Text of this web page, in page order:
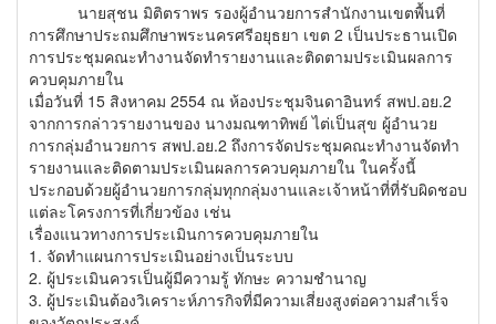
นายสุชน มิติตราพร รองผู้อำนวยการสำนักงานเขตพื้นที่
การศึกษาประถมศึกษาพระนครศรีอยุธยา เขต 2 เป็นประธานเปิด
การประชุมคณะทำงานจัดทำรายงานและติดตามประเมินผลการ
ควบคุมภายใน
เมื่อวันที่ 15 สิงหาคม 2554 ณ ห้องประชุมจินดาอินทร์ สพป.อย.2
จากการกล่าวรายงานของ นางมณฑาทิพย์ ไต่เป็นสุข ผู้อำนวย
การกลุ่มอำนวยการ สพป.อย.2 ถึงการจัดประชุมคณะทำงานจัดทำ
รายงานและติดตามประเมินผลการควบคุมภายใน ในครั้งนี้
ประกอบด้วยผู้อำนวยการกลุ่มทุกกลุ่มงานและเจ้าหน้าที่ที่รับผิดชอบ
แต่ละโครงการที่เกี่ยวข้อง เช่น
เรื่องแนวทางการประเมินการควบคุมภายใน
1. จัดทำแผนการประเมินอย่างเป็นระบบ
2. ผู้ประเมินควรเป็นผู้มีความรู้ ทักษะ ความชำนาญ
3. ผู้ประเมินต้องวิเคราะห์ภารกิจที่มีความเสี่ยงสูงต่อความสำเร็จ